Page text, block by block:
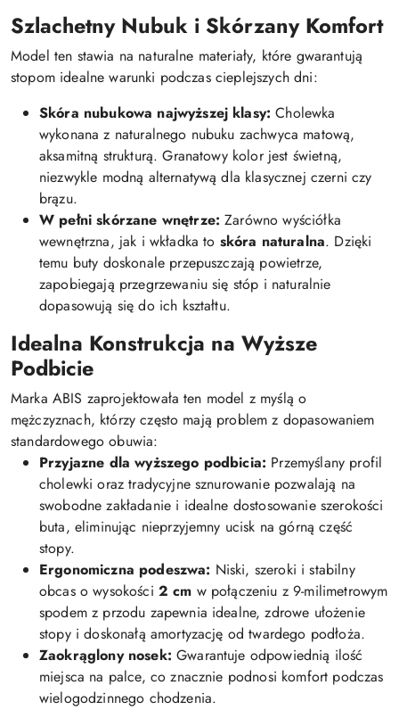
Szlachetny Nubuk i Skórzany Komfort
Model ten stawia na naturalne materiały, które gwarantują
stopom idealne warunki podczas cieplejszych dni:
Skóra nubukowa najwyższej klasy: Cholewka
wykonana z naturalnego nubuku zachwyca matową,
aksamitną strukturą. Granatowy kolor jest świetną,
niezwykle modną alternatywą dla klasycznej czerni czy
brązu.
W pełni skórzane wnętrze: Zarówno wyściółka
wewnętrzna, jak i wkładka to skóra naturalna. Dzięki
temu buty doskonale przepuszczają powietrze,
zapobiegają przegrzewaniu się stóp i naturalnie
dopasowują się do ich kształtu.
Idealna Konstrukcja na Wyższe
Podbicie
Marka ABIS zaprojektowała ten model z myślą o
mężczyznach, którzy często mają problem z dopasowaniem
standardowego obuwia:
Przyjazne dla wyższego podbicia: Przemyślany profil
cholewki oraz tradycyjne sznurowanie pozwalają na
swobodne zakładanie i idealne dostosowanie szerokości
buta, eliminując nieprzyjemny ucisk na górną część
stopy.
Ergonomiczna podeszwa: Niski, szeroki i stabilny
obcas o wysokości 2 cm w połączeniu z 9-milimetrowym
spodem z przodu zapewnia idealne, zdrowe ułożenie
stopy i doskonałą amortyzację od twardego podłoża.
Zaokrąglony nosek: Gwarantuje odpowiednią ilość
miejsca na palce, co znacznie podnosi komfort podczas
wielogodzinnego chodzenia.